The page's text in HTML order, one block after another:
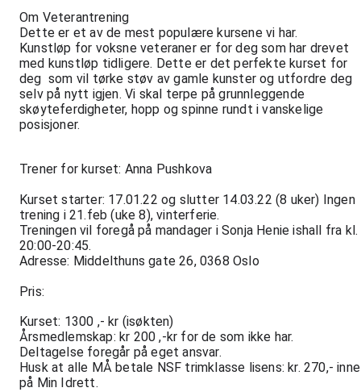
Om Veterantrening
Dette er et av de mest populære kursene vi har.
Kunstløp for voksne veteraner er for deg som har drevet
med kunstløp tidligere. Dette er det perfekte kurset for
deg  som vil tørke støv av gamle kunster og utfordre deg
selv på nytt igjen. Vi skal terpe på grunnleggende
skøyteferdigheter, hopp og spinne rundt i vanskelige
posisjoner.
Trener for kurset: Anna Pushkova
Kurset starter: 17.01.22 og slutter 14.03.22 (8 uker) Ingen
trening i 21.feb (uke 8), vinterferie.
Treningen vil foregå på mandager i Sonja Henie ishall fra kl.
20:00-20:45.
Adresse: Middelthuns gate 26, 0368 Oslo
Pris:
Kurset: 1300 ,- kr (isøkten)
Årsmedlemskap: kr 200 ,-kr for de som ikke har.
Deltagelse foregår på eget ansvar.
Husk at alle MÅ betale NSF trimklasse lisens: kr. 270,- inne
på Min Idrett.